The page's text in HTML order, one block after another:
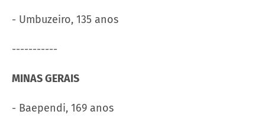
- Umbuzeiro, 135 anos
-----------
MINAS GERAIS
- Baependi, 169 anos